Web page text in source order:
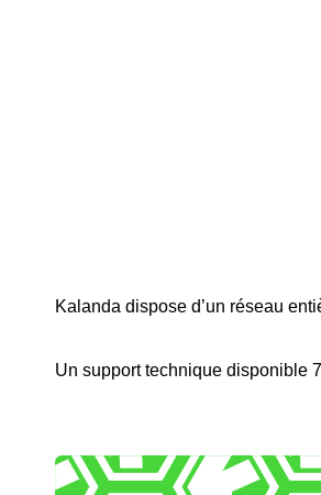
Kalanda dispose d’un réseau
Un support technique disponible